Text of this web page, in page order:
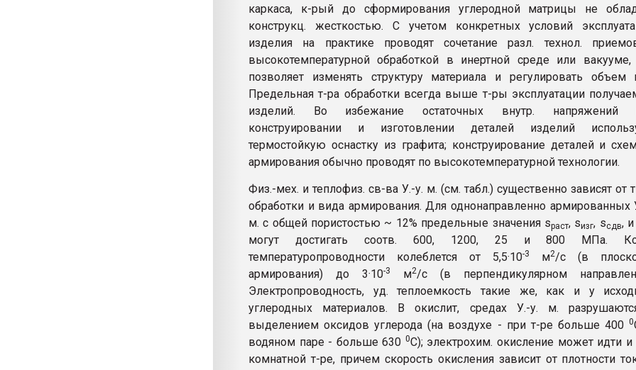
каркаса, к-рый до сформирования углеродной матрицы не
конструкц. жесткостью. С учетом конкретных условий
изделия на практике проводят сочетание разл. технол.
высокотемпературной обработкой в инертной среде или вакууме,
позволяет изменять структуру материала и регулировать объем
Предельная т-ра обработки всегда выше т-ры эксплуатации
изделий. Во избежание остаточных внутр. напряжений
конструировании и изготовлении деталей изделий
термостойкую оснастку из графита; конструирование деталей и
армирования обычно проводят по высокотемпературной технологии.
Физ.-мех. и теплофиз. св-ва У.-у. м. (см. табл.) существенно зависят от
обработки и вида армирования. Для однонаправленно армированных
м. с общей пористостью ~ 12% предельные значения sраст, sизг, sсдв,
могут достигать соотв. 600, 1200, 25 и 800 МПа.
температуропроводности колеблется от 5,5·10-3 м2/с (в
армирования) до 3·10-3 м2/с (в перпендикулярном
Электропроводность, уд. теплоемкость такие же, как и у
углеродных материалов. В окислит, средах У.-у. м.
выделением оксидов углерода (на воздухе - при т-ре больше 4000
водяном паре - больше 630 0C); электрохим. окисление может идти и
комнатной т-ре, причем скорость окисления зависит от плотности